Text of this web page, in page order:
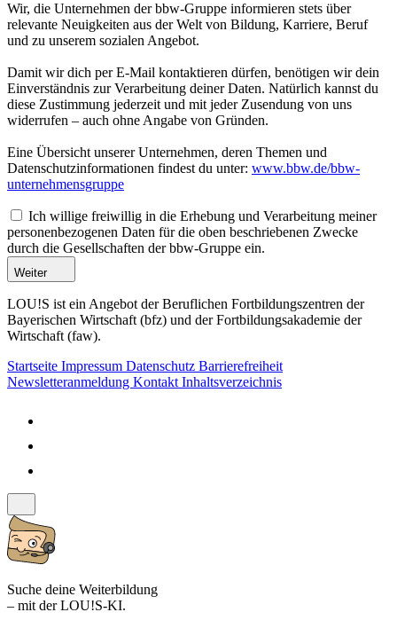
Wir, die Unternehmen der bbw-Gruppe informieren stets über
relevante Neuigkeiten aus der Welt von Bildung, Karriere, Beruf
und zu unserem sozialen Angebot.
Damit wir dich per E-Mail kontaktieren dürfen, benötigen wir dein
Einverständnis zur Verarbeitung deiner Daten. Natürlich kannst du
diese Zustimmung jederzeit und mit jeder Zusendung von uns
widerrufen – auch ohne Angabe von Gründen.
Eine Übersicht unserer Unternehmen, deren Themen und
Datenschutzinformationen findest du unter: www.bbw.de/bbw-
unternehmensgruppe
Ich willige freiwillig in die Erhebung und Verarbeitung meiner
personenbezogenen Daten für die oben beschriebenen Zwecke
durch die Gesellschaften der bbw-Gruppe ein.
Weiter
LOU!S ist ein Angebot der Beruflichen Fortbildungszentren der
Bayerischen Wirtschaft (bfz) und der Fortbildungsakademie der
Wirtschaft (faw).
Startseite Impressum Datenschutz Barrierefreiheit
Newsletteranmeldung Kontakt Inhaltsverzeichnis
Suche deine Weiterbildung
– mit der LOU!S-KI.